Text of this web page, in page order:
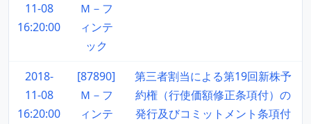
11-08
16:20:00
Ｍ－フ
ィンテ
ック
2018-
11-08
16:20:00
[87890]
Ｍ－フ
ィンテ
第三者割当による第19回新株予
約権（行使価額修正条項付）の
発行及びコミットメント条項付